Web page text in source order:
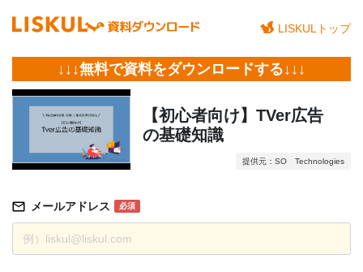
LISKULトップ
↓↓↓無料で資料をダウンロードする↓↓↓
【初心者向け】TVer広告
の基礎知識
提供元：SO Technologies
メールアドレス 必須